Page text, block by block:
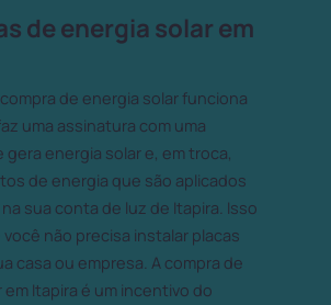
de energia solar em
de energia solar funciona
uma assinatura com uma
gera energia solar e, em troca,
de energia que são aplicados
sua conta de luz de Itapira. Isso
não precisa instalar placas
casa ou empresa. A compra de
em Itapira é um incentivo do